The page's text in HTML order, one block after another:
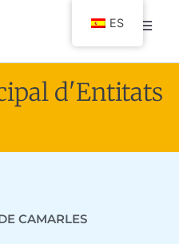
d'Entitats
CAMARLES
ES